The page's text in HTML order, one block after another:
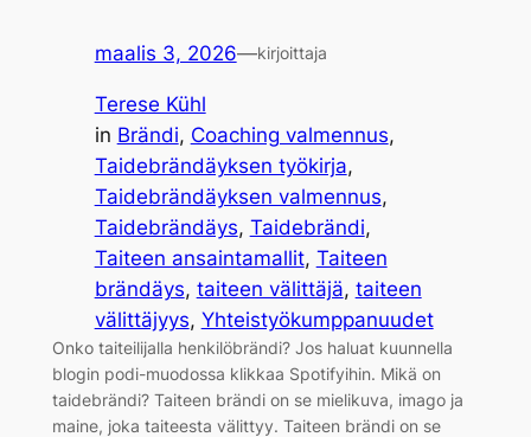
maalis 3, 2026—kirjoittaja
Terese Kühl
in Brändi, Coaching valmennus
Taidebrändäyksen työkirja
Taidebrändäyksen valmennus
Taidebrändäys, Taidebrändi
Taiteen ansaintamallit, Taiteen
brändäys, taiteen välittäjä, taiteen
välittäjyys, Yhteistyökumppanuudet
Onko taiteilijalla henkilöbrändi? Jos haluat kuunnella
blogin podi-muodossa klikkaa Spotifyihin. Mikä on
taidebrändi? Taiteen brändi on se mielikuva, imago ja
maine, joka taiteesta välittyy. Taiteen brändi on se